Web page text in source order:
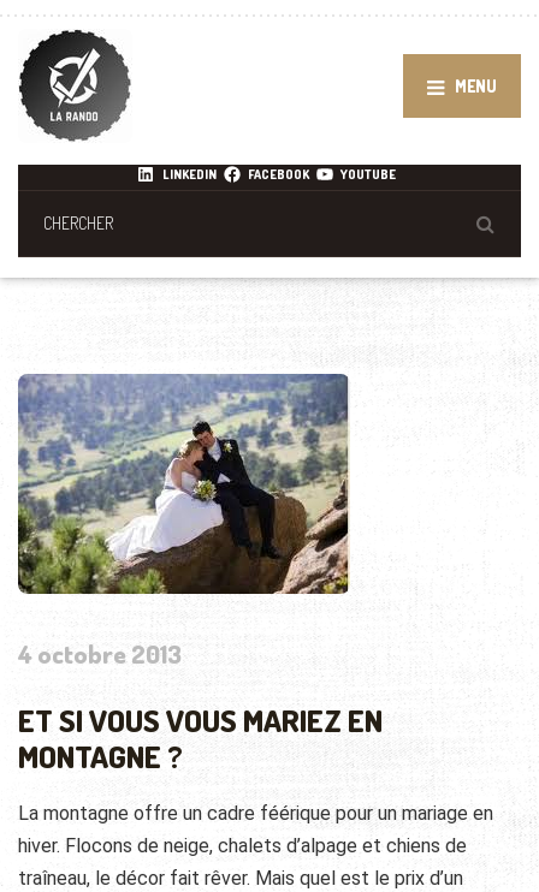
MENU
LINKEDIN FACEBOOK YOUTUBE
4 octobre 2013
ET SI VOUS VOUS MARIEZ EN
MONTAGNE ?
La montagne offre un cadre féérique pour un mariage en
hiver. Flocons de neige, chalets d’alpage et chiens de
traîneau, le décor fait rêver. Mais quel est le prix d’un